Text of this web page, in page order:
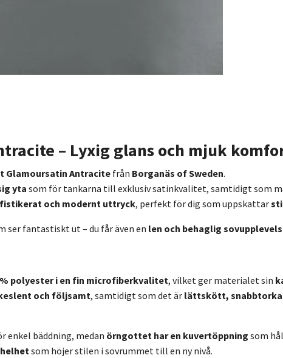
– Lyxig glans och mjuk
Glamoursatin Antracite från Borganäs of Sweden.
yta som för tankarna till exklusiv satinkvalitet, samtidigt som
och modernt uttryck, perfekt för dig som uppskattar
ser fantastiskt ut – du får även en len och behaglig
% polyester i en fin microfiberkvalitet, vilket ger materialet sin
och följsamt, samtidigt som det är lättskött,
enkel bäddning, medan örngottet har en kuvertöppning som
som höjer stilen i sovrummet till en ny nivå.